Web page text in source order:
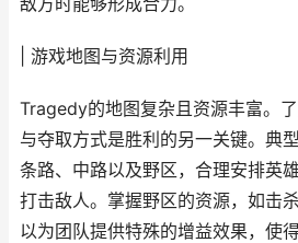
| 游戏地图与资源利用
Tragedy的地图复杂且资源丰富。
与夺取方式是胜利的另一关键。典
条路、中路以及野区，合理安排英
打击敌人。掌握野区的资源，如击
以为团队提供特殊的增益效果，使